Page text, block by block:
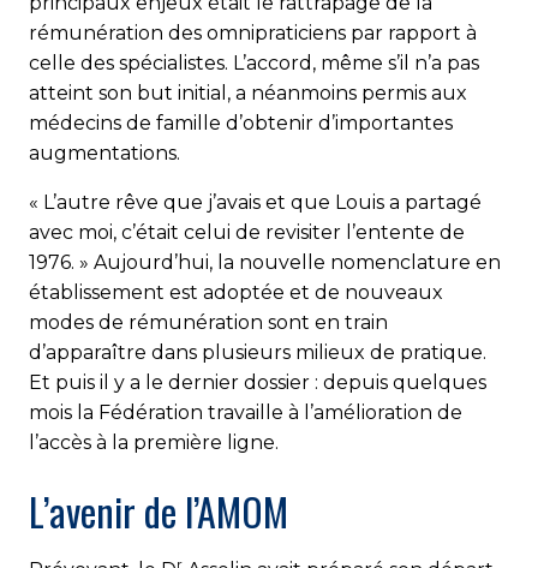
rémunération des omnipraticiens par rapport à
celle des spécialistes. L’accord, même s’il n’a pas
atteint son but initial, a néanmoins permis aux
médecins de famille d’obtenir d’importantes
augmentations.
« L’autre rêve que j’avais et que Louis a partagé
avec moi, c’était celui de revisiter l’entente de
1976. » Aujourd’hui, la nouvelle nomenclature en
établissement est adoptée et de nouveaux
modes de rémunération sont en train
d’apparaître dans plusieurs milieux de pratique.
Et puis il y a le dernier dossier : depuis quelques
mois la Fé­dération travaille à l’amélioration de
l’accès à la première ligne.
L’avenir de l’AMOM
r